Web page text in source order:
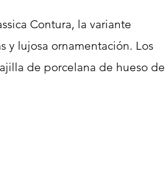
Contura, la variante
y lujosa ornamentación. Los
de porcelana de hueso de